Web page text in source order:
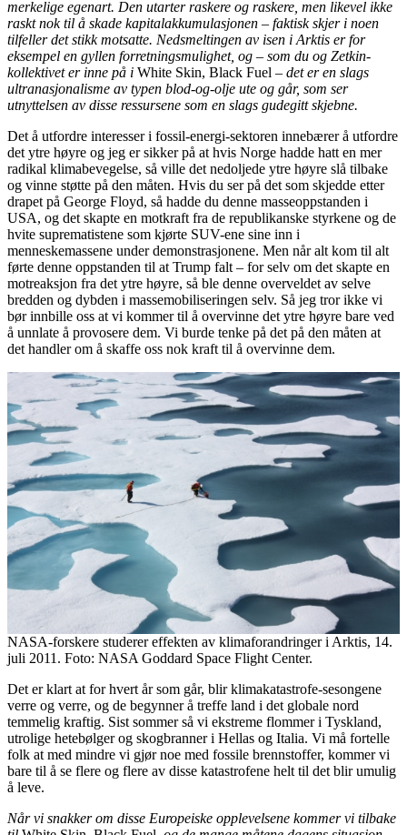
merkelige egenart. Den utarter raskere og raskere, men likevel ikke
raskt nok til å skade kapitalakkumulasjonen – faktisk skjer i noen
tilfeller det stikk motsatte. Nedsmeltingen av isen i Arktis er for
eksempel en gyllen forretningsmulighet, og – som du og Zetkin-
kollektivet er inne på i White Skin, Black Fuel – det er en slags
ultranasjonalisme av typen blod-og-olje ute og går, som ser
utnyttelsen av disse ressursene som en slags gudegitt skjebne.
Det å utfordre interesser i fossil-energi-sektoren innebærer å utfordre
det ytre høyre og jeg er sikker på at hvis Norge hadde hatt en mer
radikal klimabevegelse, så ville det nedoljede ytre høyre slå tilbake
og vinne støtte på den måten. Hvis du ser på det som skjedde etter
drapet på George Floyd, så hadde du denne masseoppstanden i
USA, og det skapte en motkraft fra de republikanske styrkene og de
hvite suprematistene som kjørte SUV-ene sine inn i
menneskemassene under demonstrasjonene. Men når alt kom til alt
førte denne oppstanden til at Trump falt – for selv om det skapte en
motreaksjon fra det ytre høyre, så ble denne overveldet av selve
bredden og dybden i massemobiliseringen selv. Så jeg tror ikke vi
bør innbille oss at vi kommer til å overvinne det ytre høyre bare ved
å unnlate å provosere dem. Vi burde tenke på det på den måten at
det handler om å skaffe oss nok kraft til å overvinne dem.
NASA-forskere studerer effekten av klimaforandringer i Arktis, 14.
juli 2011. Foto: NASA Goddard Space Flight Center.
Det er klart at for hvert år som går, blir klimakatastrofe-sesongene
verre og verre, og de begynner å treffe land i det globale nord
temmelig kraftig. Sist sommer så vi ekstreme flommer i Tyskland,
utrolige hetebølger og skogbranner i Hellas og Italia. Vi må fortelle
folk at med mindre vi gjør noe med fossile brennstoffer, kommer vi
bare til å se flere og flere av disse katastrofene helt til det blir umulig
å leve.
Når vi snakker om disse Europeiske opplevelsene kommer vi tilbake